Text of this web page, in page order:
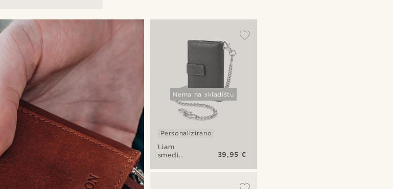
zaštitom
Nema na skladištu
Liam
smeđi
novčanik
Personalizirano
39,95 €